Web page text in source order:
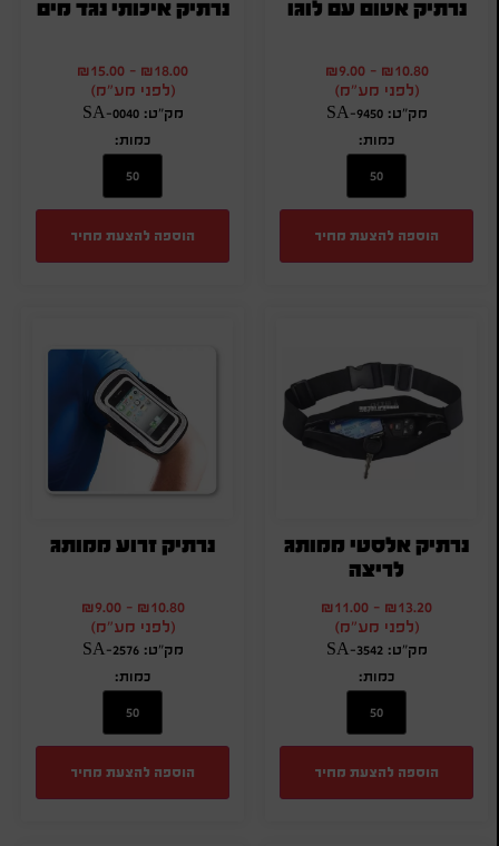
נרתיק אטום עם לוגו
₪10.80
-
₪9.00
(לפני מע"מ)
מק"ט: SA-9450
כמות:
הוספה להצעת מחיר
נרתיק איכותי נגד מים
₪18.00
-
₪15.00
(לפני מע"מ)
מק"ט: SA-0040
כמות:
הוספה להצעת מחיר
נרתיק אלסטי ממותג
לריצה
₪13.20
-
₪11.00
(לפני מע"מ)
מק"ט: SA-3542
כמות:
הוספה להצעת מחיר
נרתיק זרוע ממותג
₪10.80
-
₪9.00
(לפני מע"מ)
מק"ט: SA-2576
כמות:
הוספה להצעת מחיר